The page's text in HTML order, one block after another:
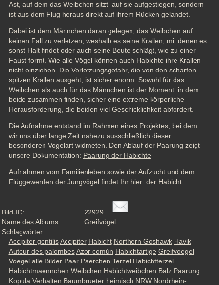
Ast, auf dem das Weibchen sitzt, auf sie aufgestiegen, sondern
ist aus dem Flug heraus direkt auf ihrem Rücken gelandet.
Dabei ist dem Männchen daran gelegen, das Weibchen auf
keinen Fall zu verletzen, weshalb es seine Krallen, mit denen es
sonst Halt findet oder auch seine Beute schlägt, wie zu einer
Faust formt. Wie alle Vögel können auch Habichte ihre Krallen
nicht einziehen. Die Verletzungsgefahr, die von den scharfen,
spitzen Krallen ausgeht, ist sicher enorm. Sowohl für das
Weibchen als auch für das Männchen ist der Moment, in dem
beide zusammen finden, sicher eine extreme körperliche
Herausforderung, die beiden viel Geschicklichkeit abfordert.
Die Aufnahme entstand im Rahmen eines Projektes, bei dem
wir uns über lange Zeit nahezu ausschließlich dieser
besonderen Vogelart widmeten. Den Ablauf der Paarung zeigt
unsere Dokumentation: Paarung der Habichte
Aufnahmen vom Familienleben sowie der Aufzucht und dem
Flüggewerden der Jungvögel findet Ihr hier: der Habicht
Bild-ID:
22929
Name des Albums:
Greifvögel
Schlagwörter:
Accipiter gentilis Accipiter Habicht Northern Goshawk Havik
Autour des palombes Azor común Habichtartige Greifvoegel
Voegel alle Bilder Paar Paerchen Terzel Habichtterzel
Habichtmaennchen Weibchen Habichtweibchen Balz Paarung
Kopula Verhalten Baumbrueter heimisch NRW Nordrhein-